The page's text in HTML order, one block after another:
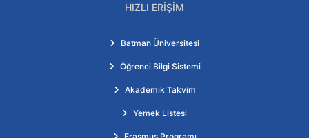
HIZLI ERIŞIM
Batman Üniversitesi
Öğrenci Bilgi Sistemi
Akademik Takvim
Yemek Listesi